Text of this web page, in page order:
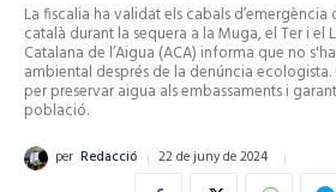
La fiscalia ha validat els cabals
català durant la sequera a la Muga, el Ter i el
Catalana de l’Aigua (ACA) informa que no
ambiental després de la denúncia ecologista.
per preservar aigua als embassaments i
població.
per Redacció 22 de juny de 2024